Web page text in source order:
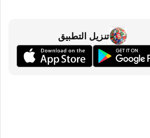
تنزيل التطبيق